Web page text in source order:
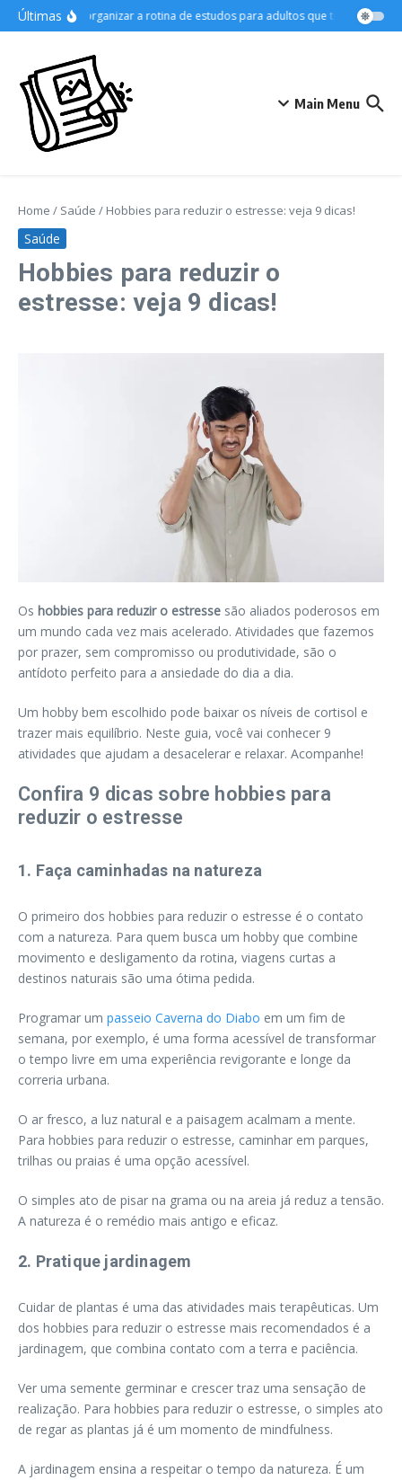
Ir para o conteúdo
ÚltimasComo organizar a rotina de estudos para adultos que trabalham
Main Menu
Home / Saúde / Hobbies para reduzir o estresse: veja 9 dicas!
Saúde
Hobbies para reduzir o
estresse: veja 9 dicas!
Os hobbies para reduzir o estresse são aliados poderosos em
um mundo cada vez mais acelerado. Atividades que fazemos
por prazer, sem compromisso ou produtividade, são o
antídoto perfeito para a ansiedade do dia a dia.
Um hobby bem escolhido pode baixar os níveis de cortisol e
trazer mais equilíbrio. Neste guia, você vai conhecer 9
atividades que ajudam a desacelerar e relaxar. Acompanhe!
Confira 9 dicas sobre hobbies para
reduzir o estresse
1. Faça caminhadas na natureza
O primeiro dos hobbies para reduzir o estresse é o contato
com a natureza. Para quem busca um hobby que combine
movimento e desligamento da rotina, viagens curtas a
destinos naturais são uma ótima pedida.
Programar um passeio Caverna do Diabo em um fim de
semana, por exemplo, é uma forma acessível de transformar
o tempo livre em uma experiência revigorante e longe da
correria urbana.
O ar fresco, a luz natural e a paisagem acalmam a mente.
Para hobbies para reduzir o estresse, caminhar em parques,
trilhas ou praias é uma opção acessível.
O simples ato de pisar na grama ou na areia já reduz a tensão.
A natureza é o remédio mais antigo e eficaz.
2. Pratique jardinagem
Cuidar de plantas é uma das atividades mais terapêuticas. Um
dos hobbies para reduzir o estresse mais recomendados é a
jardinagem, que combina contato com a terra e paciência.
Ver uma semente germinar e crescer traz uma sensação de
realização. Para hobbies para reduzir o estresse, o simples ato
de regar as plantas já é um momento de mindfulness.
A jardinagem ensina a respeitar o tempo da natureza. É um